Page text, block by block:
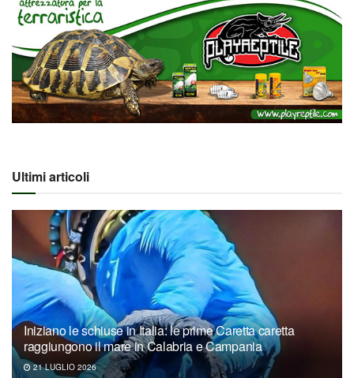
Ultimi articoli
Iniziano le schiuse in Italia: le prime Caretta caretta
raggiungono il mare in Calabria e Campania
21 LUGLIO 2026